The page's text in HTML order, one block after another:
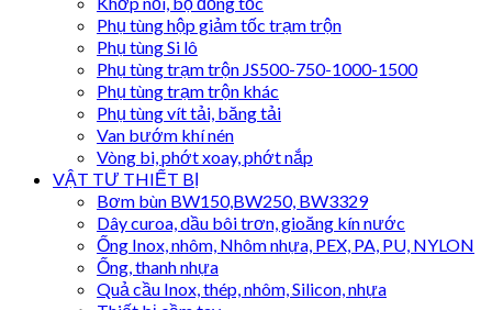
Phụ tùng hộp giảm tốc trạm trộn
Phụ tùng Si lô
Phụ tùng trạm trộn JS500-750-1000-1500
Phụ tùng trạm trộn khác
Phụ tùng vít tải, băng tải
Van bướm khí nén
Vòng bi, phớt xoay, phớt nắp
VẬT TƯ THIẾT BỊ
Bơm bùn BW150,BW250, BW3329
Dây curoa, dầu bôi trơn, gioăng kín nước
Ống Inox, nhôm, Nhôm nhựa, PEX, PA, PU, NYLON
Ống, thanh nhựa
Quả cầu Inox, thép, nhôm, Silicon, nhựa